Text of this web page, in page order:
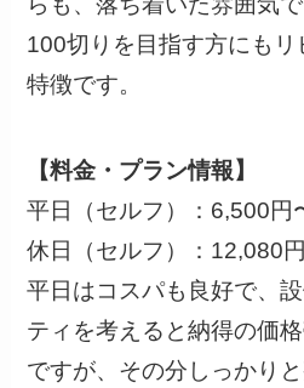
100切りを目指す方にも
特徴です。
【料金・プラン情報】
平日（セルフ）：6,500円
休日（セルフ）：12,080
平日はコスパも良好で、
ティを考えると納得の価
ですが、その分しっかり